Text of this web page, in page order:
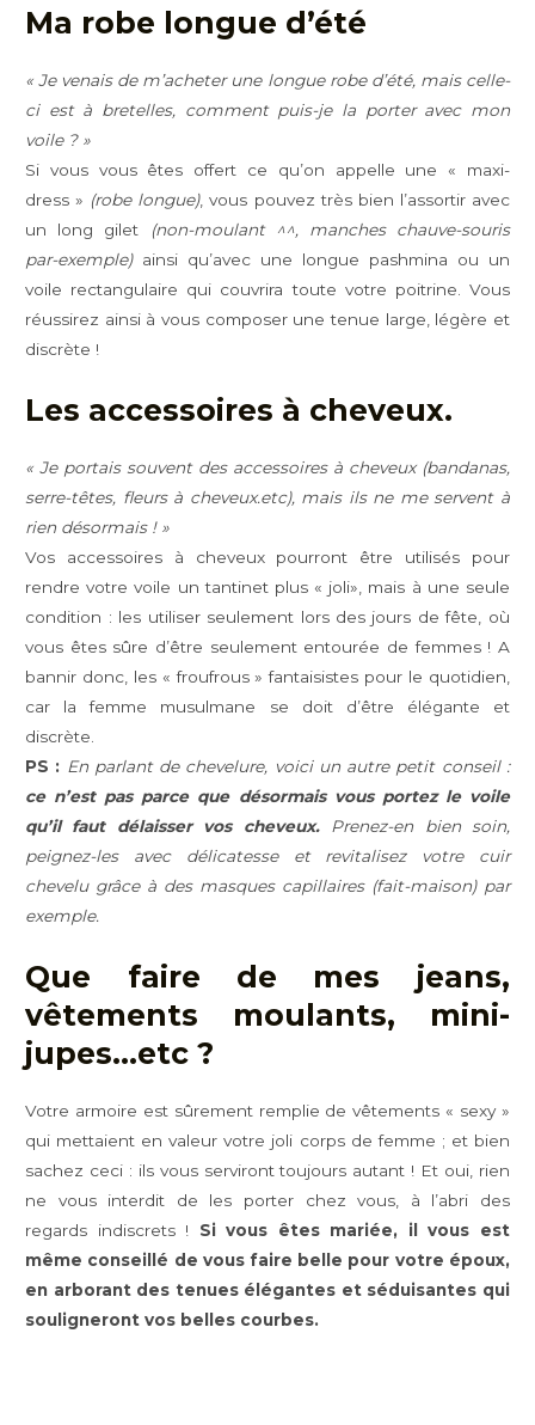
Ma robe longue d’été
« Je venais de m’acheter une longue robe d’été, mais celle-
ci est à bretelles, comment puis-je la porter avec mon
voile ? »
Si vous vous êtes offert ce qu’on appelle une « maxi-
dress » (robe longue), vous pouvez très bien l’assortir avec
un long gilet
(non-moulant ^^, manches chauve-souris
par-exemple)ainsi qu’avec une longue pashmina ou un
voile rectangulaire qui couvrira toute votre poitrine. Vous
réussirez ainsi à vous composer une tenue large, légère et
discrète !
Les accessoires à cheveux.
« Je portais souvent des accessoires à cheveux (bandanas,
serre-têtes, fleurs à cheveux.etc), mais ils ne me servent à
rien désormais ! »
Vos accessoires à cheveux pourront être utilisés pour
rendre votre voile un tantinet plus « joli», mais à une seule
condition : les utiliser seulement lors des jours de fête, où
vous êtes sûre d’être seulement entourée de femmes ! A
bannir donc, les « froufrous » fantaisistes pour le quotidien,
car la femme musulmane se doit d’être élégante et
discrète.
PS : En parlant de chevelure, voici un autre petit conseil :
ce n’est pas parce que désormais vous portez le voile
qu’il faut délaisser vos cheveux.Prenez-en bien soin,
peignez-les avec délicatesse et revitalisez votre cuir
chevelu grâce à des masques capillaires (fait-maison) par
exemple.
Que faire de mes jeans,
vêtements moulants, mini-
jupes…etc ?
Votre armoire est sûrement remplie de vêtements « sexy »
qui mettaient en valeur votre joli corps de femme ; et bien
sachez ceci : ils vous serviront toujours autant ! Et oui, rien
ne vous interdit de les porter chez vous, à l’abri des
regards indiscrets ! Si vous êtes mariée, il vous est
même conseillé de vous faire belle pour votre époux,
en arborant des tenues élégantes et séduisantes qui
souligneront vos belles courbes.